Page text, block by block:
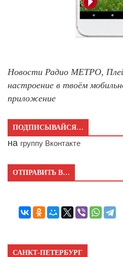
Новости Радио МЕТРО,
настроение в твоём
приложение
ПОДПИСЫВАЙСЯ…
на группу Вконтакте
ОТПРАВИТЬ В…
САНКТ-ПЕТЕРБУРГ